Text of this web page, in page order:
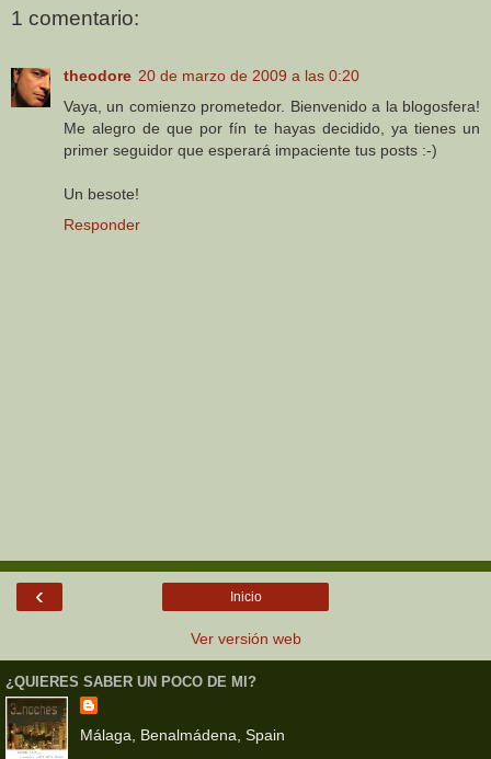
1 comentario:
theodore 20 de marzo de 2009 a las 0:20
Vaya, un comienzo prometedor. Bienvenido a la blogosfera!
Me alegro de que por fín te hayas decidido, ya tienes un
primer seguidor que esperará impaciente tus posts :-)
Un besote!
Responder
‹ Inicio
Ver versión web
¿QUIERES SABER UN POCO DE MI?
Málaga, Benalmádena, Spain